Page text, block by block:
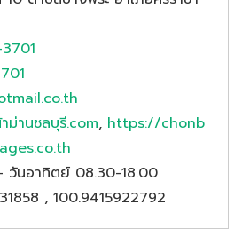
ม่านชลบุรี.com, https://chonb
วันอาทิตย์ 08.30-18.00
, 100.9415922792